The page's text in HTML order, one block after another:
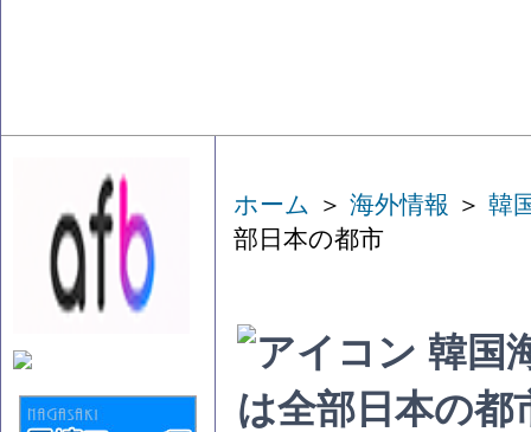
ホーム ＞ 海外情報 ＞ 韓
部日本の都市
韓国
は全部日本の都